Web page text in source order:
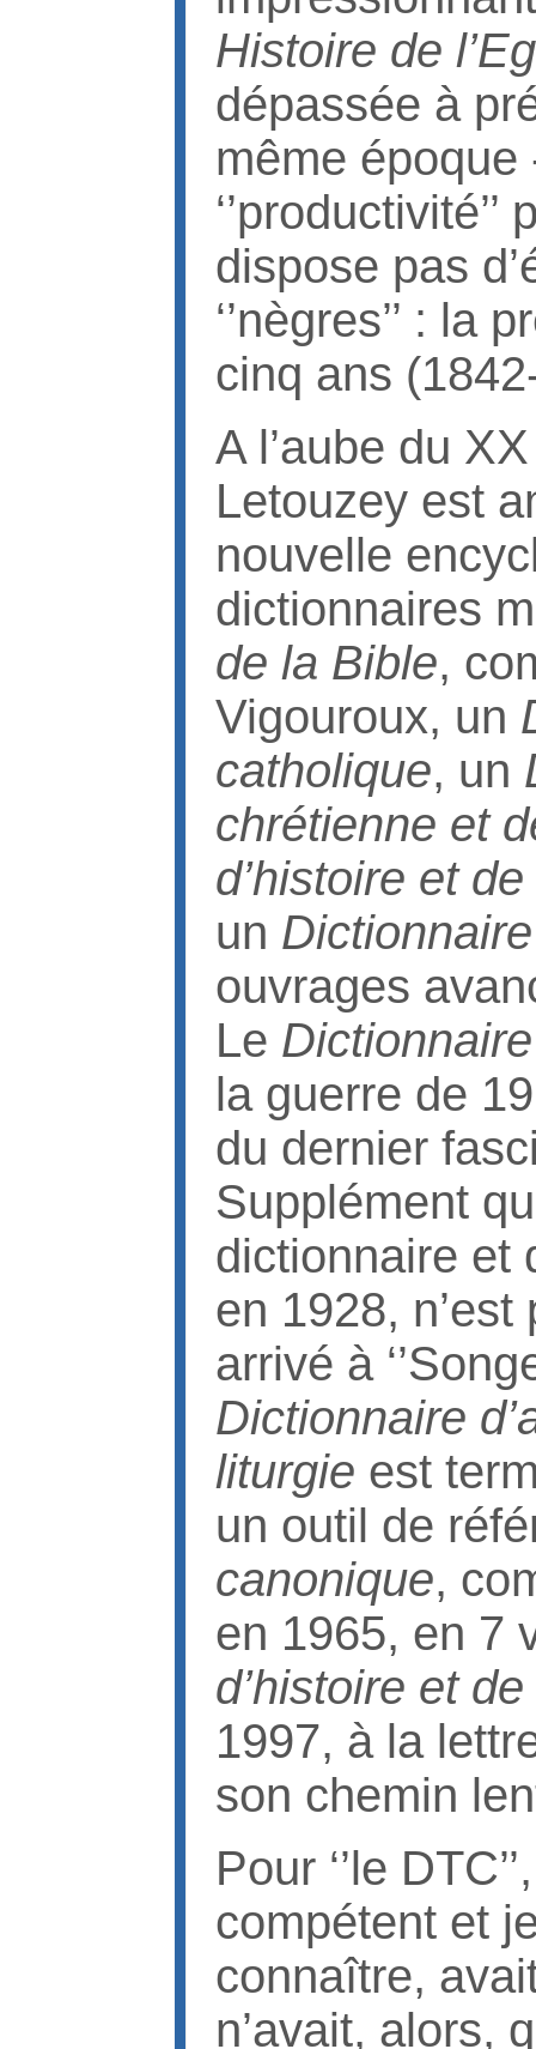
Histoire de
dépassée à
même
dispose pas
‘’nègres’’ :
cinq ans
A l’aube du
Letouzey est
nouvelle
dictionnaires
de la Bible,
Vigouroux, un
catholique, un
chrétienne et
d’histoire et
un
ouvrages
Le
la guerre de
du dernier
Supplément
dictionnaire et
en 1928,
arrivé à
Dictionnaire
liturgie est
un outil de
canonique,
en 1965, en 7
d’histoire et
1997, à la
son chemin
Pour ‘’le
compétent et
connaître,
n’avait, alors,